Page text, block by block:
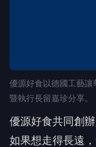
優源好食以德國工藝讓
暨執行長留嘉珍分享。
優源好食共同創
如果想走得長遠